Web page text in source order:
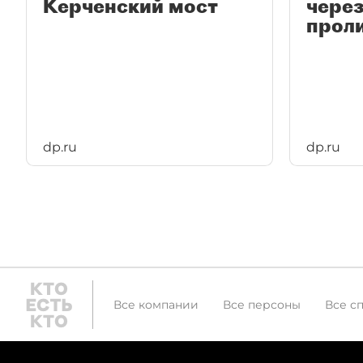
Керченский мост
dp.ru dp.ru
Все компании Все персоны Все